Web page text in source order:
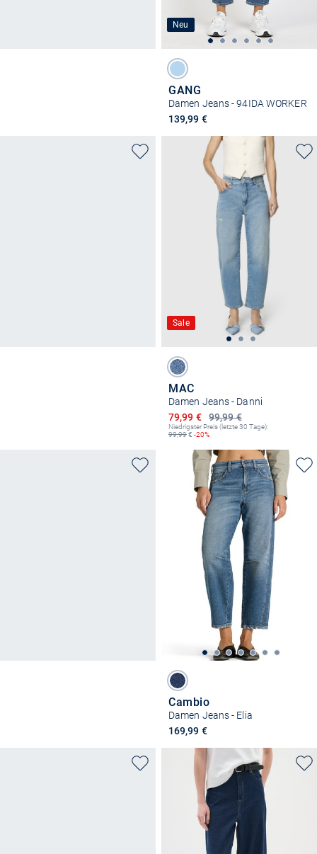
Neu
GANG
Damen Jeans - 94IDA WORKER
139,99 €
Sale
MAC
Damen Jeans - Danni
99,99 €
Ermäßigter Preis
79,99 €
Niedrigster Preis (letzte 30 Tage):
99,99€ -20%
Cambio
Damen Jeans - Elia
169,99 €